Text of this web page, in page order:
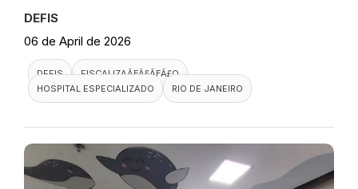
DEFIS
06 de April de 2026
DEFIS
FISCALIZAÃƑÂ§ÃƑÂ£O
HOSPITAL ESPECIALIZADO
RIO DE JANEIRO